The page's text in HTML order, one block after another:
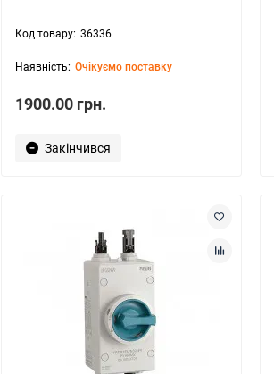
36336
Очікуємо поставку
1900.00 грн.
Закінчився